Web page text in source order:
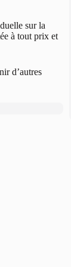
sur la
à tout prix et
d’autres